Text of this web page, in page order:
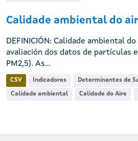
Calidade ambiental do
DEFINICIÓN: Calidade ambiental
avaliación dos datos de partículas
PM2,5). As...
CSV Indicadores Determinantes de
Calidade ambiental Calidade do Aire